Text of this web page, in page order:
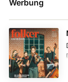
Werbung